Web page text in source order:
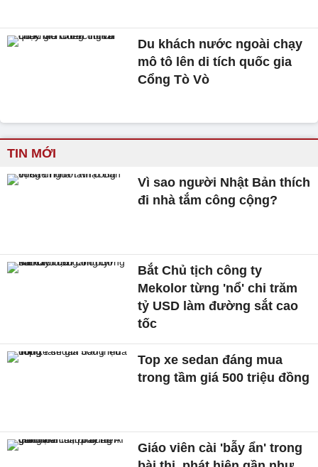
Du khách nước ngoài chạy
mô tô lên di tích quốc gia
Cổng Tò Vò
TIN MỚI
Vì sao người Nhật Bản thích
đi nhà tắm công cộng?
Bắt Chủ tịch công ty
Mekolor từng 'nổ' chi trăm
tỷ USD làm đường sắt cao
tốc
Top xe sedan đáng mua
trong tầm giá 500 triệu đồng
Giáo viên cài 'bẫy ẩn' trong